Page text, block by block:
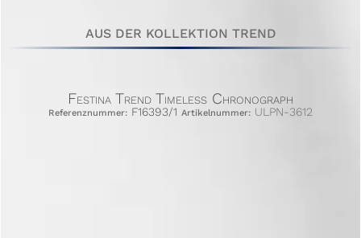
AUS DER KOLLEKTION TREND
Festina Trend Timeless Chronograph
Referenznummer: F16393/1 Artikelnummer: ULPN-3612